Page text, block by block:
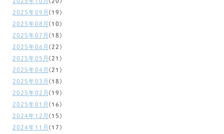
2025年09月 (19)
2025年08月 (10)
2025年07月 (18)
2025年06月 (22)
2025年05月 (21)
2025年04月 (21)
2025年03月 (18)
2025年02月 (19)
2025年01月 (16)
2024年12月 (15)
2024年11月 (17)